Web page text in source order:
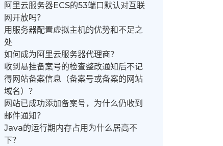
阿里云服务器ECS的53端口默认对互联
网开放吗？
用服务器配置虚拟主机的优势和不足之
处
如何成为阿里云服务器代理商？
收到悬挂备案号的检查整改通知后不记
得网站备案信息（备案号或备案的网站
域名）？
网站已成功添加备案号，为什么仍收到
邮件通知？
Java的运行期内存占用为什么居高不
下？